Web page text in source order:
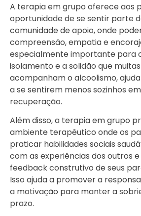
A terapia em grupo oferece aos
oportunidade de se sentir parte
comunidade de apoio, onde
compreensão, empatia e
especialmente importante para
isolamento e a solidão que
acompanham o alcoolismo,
a se sentirem menos sozinhos
recuperação.
Além disso, a terapia em grupo
ambiente terapêutico onde os
praticar habilidades sociais
com as experiências dos outros
feedback construtivo de seus
Isso ajuda a promover a
a motivação para manter a
prazo.